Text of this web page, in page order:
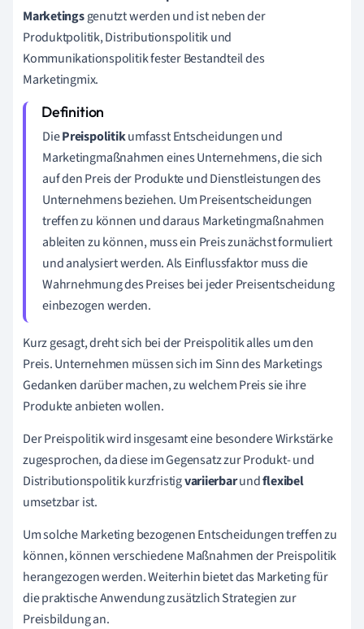
Marketingsgenutzt werden und ist neben der
Produktpolitik, Distributionspolitik und
Kommunikationspolitik fester Bestandteil des
Marketingmix.
DiePreispolitikumfasst Entscheidungen und
Marketingmaßnahmen eines Unternehmens, die sich
auf den Preis der Produkte und Dienstleistungen des
Unternehmens beziehen. Um Preisentscheidungen
treffen zu können und daraus Marketingmaßnahmen
ableiten zu können, muss ein Preis zunächst formuliert
und analysiert werden. Als Einflussfaktor muss die
Wahrnehmung des Preises bei jeder Preisentscheidung
einbezogen werden.
Kurz gesagt, dreht sich bei der Preispolitik alles um den
Preis. Unternehmen müssen sich im Sinn des Marketings
Gedanken darüber machen, zu welchem Preis sie ihre
Produkte anbieten wollen.
Der Preispolitik wird insgesamt eine besondere Wirkstärke
zugesprochen, da diese im Gegensatz zur Produkt- und
Distributionspolitik kurzfristigvariierbarundflexibel
umsetzbar ist.
Um solche Marketing bezogenen Entscheidungen treffen zu
können, können verschiedene Maßnahmen der Preispolitik
herangezogen werden. Weiterhin bietet das Marketing für
die praktische Anwendung zusätzlich Strategien zur
Preisbildung an.